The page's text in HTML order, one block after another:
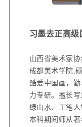
习墨去正高级
山西省美术家
成都美术学院,
酷爱中国画，
力专研。擅长
绿山水、工笔人
本科期间师从